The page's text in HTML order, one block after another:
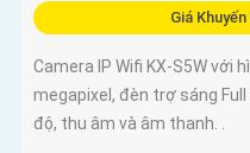
Giá
Camera IP Wifi KX-S5W với
megapixel, đèn trợ sáng
độ, thu âm và âm thanh. .